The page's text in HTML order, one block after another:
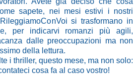
sapete, nei mesi estivi i nostri
si trasformano in
per indicarvi romanzi più agili,
dalle preoccupazioni ma non
della lettura.
i thriller, questo mese, ma non solo:
cosa fa al caso vostro!